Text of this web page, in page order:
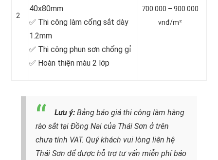
2
40x80mm
✅ Thi công làm cổng sắt dày
1.2mm
✅ Thi công phun sơn chống gỉ
✅ Hoàn thiện màu 2 lớp
700.000 – 900.000
vnđ/m²
Lưu ý: Bảng báo giá thi công làm hàng
rào sắt tại Đồng Nai của Thái Sơn ở trên
chưa tính VAT. Quý khách vui lòng liên hệ
Thái Sơn để được hỗ trợ tư vấn miễn phí báo